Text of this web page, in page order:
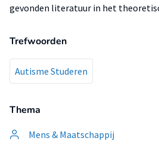
gevonden literatuur in het
Trefwoorden
Autisme Studeren
Thema
Mens & Maatschappij